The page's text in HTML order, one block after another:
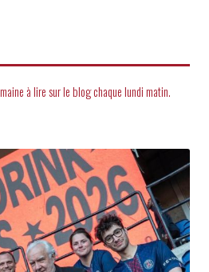
à lire sur le blog chaque lundi matin.